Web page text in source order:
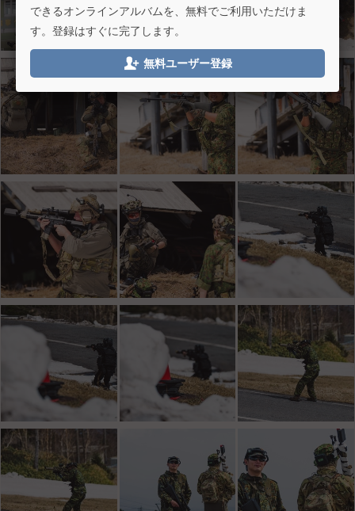
できるオンラインアルバムを、無料でご利用いただけま
す。登録はすぐに完了します。
 無料ユーザー登録